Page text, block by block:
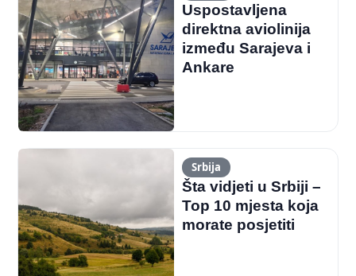
Uspostavljena
direktna aviolinija
između Sarajeva i
Ankare
Srbija
Šta vidjeti u Srbiji –
Top 10 mjesta koja
morate posjetiti